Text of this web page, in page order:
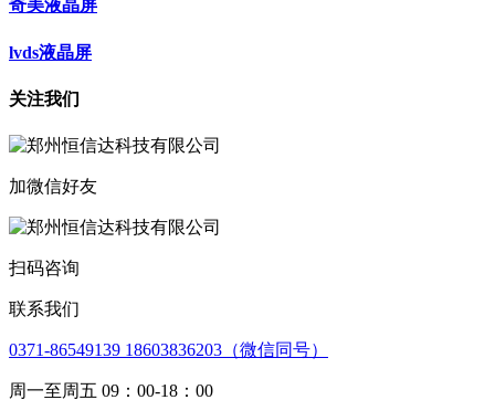
奇美液晶屏
lvds液晶屏
关注我们
加微信好友
扫码咨询
联系我们
0371-86549139 18603836203（微信同号）
周一至周五 09：00-18：00